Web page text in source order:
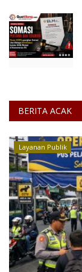
BERITA ACAK
Layanan Publik